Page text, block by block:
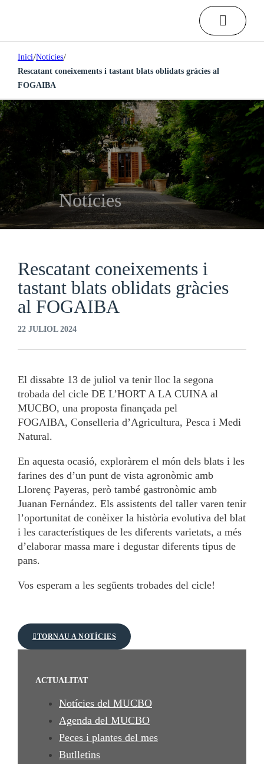
Inici/Notícies/
Rescatant coneixements i tastant blats oblidats gràcies al
FOGAIBA
Notícies
Rescatant coneixements i
tastant blats oblidats gràcies
al FOGAIBA
22 JULIOL 2024
El dissabte 13 de juliol va tenir lloc la segona
trobada del cicle DE L’HORT A LA CUINA al
MUCBO, una proposta finançada pel
FOGAIBA, Conselleria d’Agricultura, Pesca i Medi
Natural.
En aquesta ocasió, exploràrem el món dels blats i les
farines des d’un punt de vista agronòmic amb
Llorenç Payeras, però també gastronòmic amb
Juanan Fernández. Els assistents del taller varen tenir
l’oportunitat de conèixer la història evolutiva del blat
i les característiques de les diferents varietats, a més
d’elaborar massa mare i degustar diferents tipus de
pans.
Vos esperam a les següents trobades del cicle!
TORNAU A NOTÍCIES
ACTUALITAT
Notícies del MUCBO
Agenda del MUCBO
Peces i plantes del mes
Butlletins